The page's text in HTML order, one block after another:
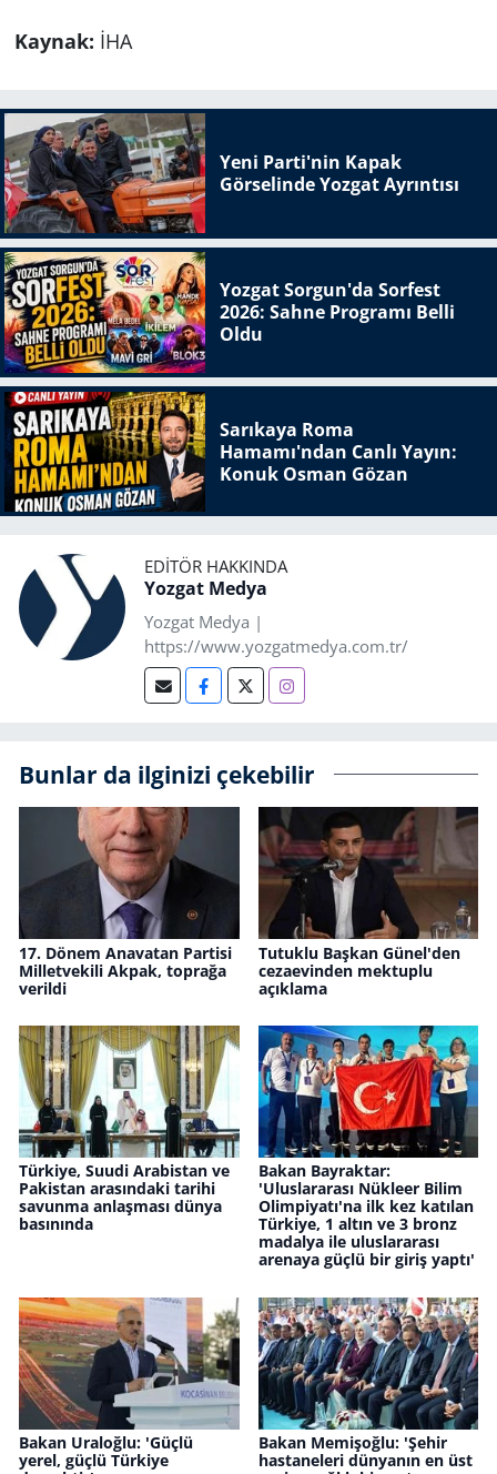
Kaynak: İHA
Yeni Parti'nin Kapak
Görselinde Yozgat Ayrıntısı
Yozgat Sorgun'da Sorfest
2026: Sahne Programı Belli
Oldu
Sarıkaya Roma
Hamamı'ndan Canlı Yayın:
Konuk Osman Gözan
EDITÖR HAKKINDA
Yozgat Medya
Yozgat Medya |
https://www.yozgatmedya.com.tr/
Bunlar da ilginizi çekebilir
17. Dönem Anavatan Partisi
Milletvekili Akpak, toprağa
verildi
Tutuklu Başkan Günel'den
cezaevinden mektuplu
açıklama
Türkiye, Suudi Arabistan ve
Pakistan arasındaki tarihi
savunma anlaşması dünya
basınında
Bakan Bayraktar:
'Uluslararası Nükleer Bilim
Olimpiyatı'na ilk kez katılan
Türkiye, 1 altın ve 3 bronz
madalya ile uluslararası
arenaya güçlü bir giriş yaptı'
Bakan Uraloğlu: 'Güçlü
yerel, güçlü Türkiye
Bakan Memişoğlu: 'Şehir
hastaneleri dünyanın en üst